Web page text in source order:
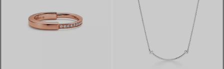
3 Matériaux